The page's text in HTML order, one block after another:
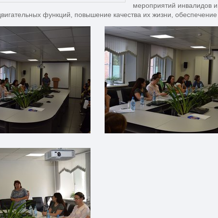
мероприятий инвалидов
функций, повышение качества их жизни,